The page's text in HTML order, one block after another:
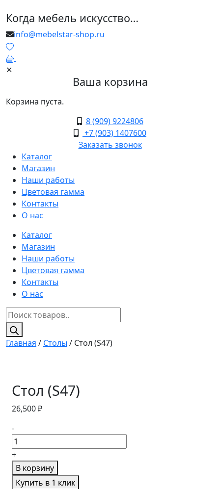
Когда мебель искусство…
info@mebelstar-shop.ru
✕
Ваша корзина
Корзина пуста.
8 (909) 9224806
+7 (903) 1407600
Заказать звонок
Каталог
Магазин
Наши работы
Цветовая гамма
Контакты
О нас
Каталог
Магазин
Наши работы
Цветовая гамма
Контакты
О нас
Поиск
товаров
Главная / Столы / Стол (S47)
Стол (S47)
26,500₽
-
+
В корзину
Купить в 1 клик